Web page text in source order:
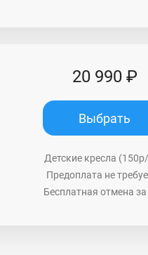
20 990 ₽
Выбрать
Детские кресла
Предоплата не
Бесплатная отмена